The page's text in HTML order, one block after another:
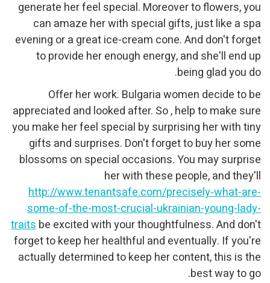
generate her feel special. Moreover to flowers, you
can amaze her with special gifts, just like a spa
evening or a great ice-cream cone. And don't forget
to provide her enough energy, and she'll end up
being glad you do.
Offer her work. Bulgaria women decide to be
appreciated and looked after. So , help to make sure
you make her feel special by surprising her with tiny
gifts and surprises. Don't forget to buy her some
blossoms on special occasions. You may surprise
her with these people, and they'll
http://www.tenantsafe.com/precisely-what-are-
some-of-the-most-crucial-ukrainian-young-lady-
traitsbe excited with your thoughtfulness. And don't
forget to keep her healthful and eventually. If you're
actually determined to keep her content, this is the
best way to go.